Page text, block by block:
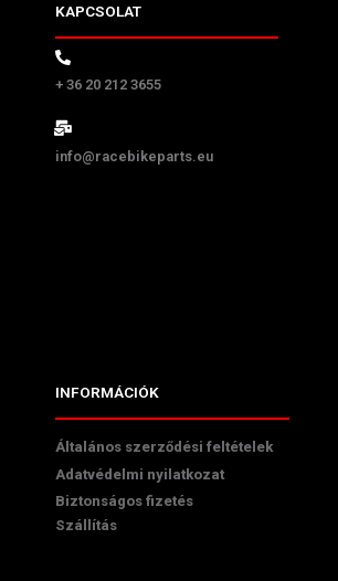
KAPCSOLAT
+ 36 20 212 3655
info@racebikeparts.eu
INFORMÁCIÓK
Általános szerződési feltételek
Adatvédelmi nyilatkozat
Biztonságos fizetés
Szállítás